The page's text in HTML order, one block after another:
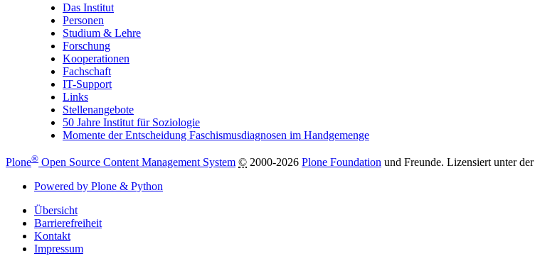
Das Institut
Personen
Studium & Lehre
Forschung
Kooperationen
Fachschaft
IT-Support
Links
Stellenangebote
50 Jahre Institut für Soziologie
Momente der Entscheidung Faschismusdiagnosen im Handgemenge
Plone® Open Source Content Management System © 2000-2026 Plone Foundation und Freunde. Lizensiert unter der
Powered by Plone & Python
Übersicht
Barrierefreiheit
Kontakt
Impressum